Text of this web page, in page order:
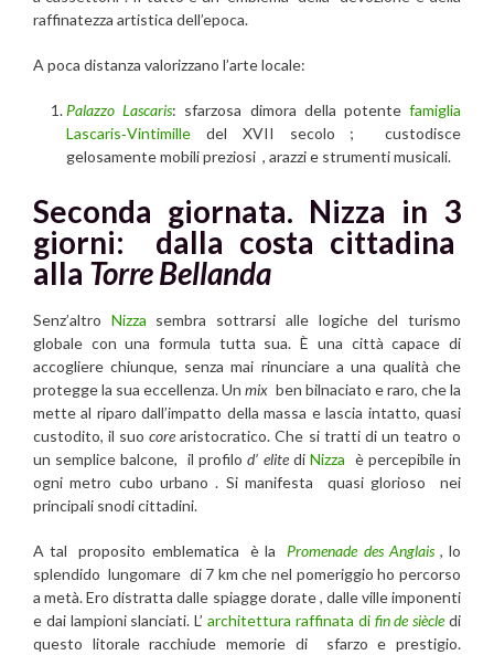
raffinatezza artistica dell’epoca.
A poca distanza valorizzano l’arte locale:
Palazzo Lascaris: sfarzosa dimora della potentefamiglia
Lascaris‑Vintimille del XVII secolo ; custodisce
gelosamente mobili preziosi , arazzi e strumenti musicali.
Seconda giornata. Nizza in 3
giorni: dalla costa cittadina
alla Torre Bellanda
Senz’altro Nizza sembra sottrarsi alle logiche del turismo
globale con una formula tutta sua. È una città capace di
accogliere chiunque, senza mai rinunciare a una qualità che
protegge la sua eccellenza. Unmix ben bilnaciato e raro, che la
mette al riparo dall’impatto della massa e lascia intatto, quasi
custodito, il suocorearistocratico. Che si tratti di un teatro o
un semplice balcone, il profilod’ elitediNizza è percepibile in
ogni metro cubo urbano . Si manifesta quasi glorioso nei
principali snodi cittadini.
A tal proposito emblematica è la Promenade des Anglais, lo
splendido lungomare di 7 km che nel pomeriggio ho percorso
a metà. Ero distratta dalle spiagge dorate , dalle ville imponenti
e dai lampioni slanciati. L’architettura raffinata di fin de siècledi
questo litorale racchiude memorie di sfarzo e prestigio.